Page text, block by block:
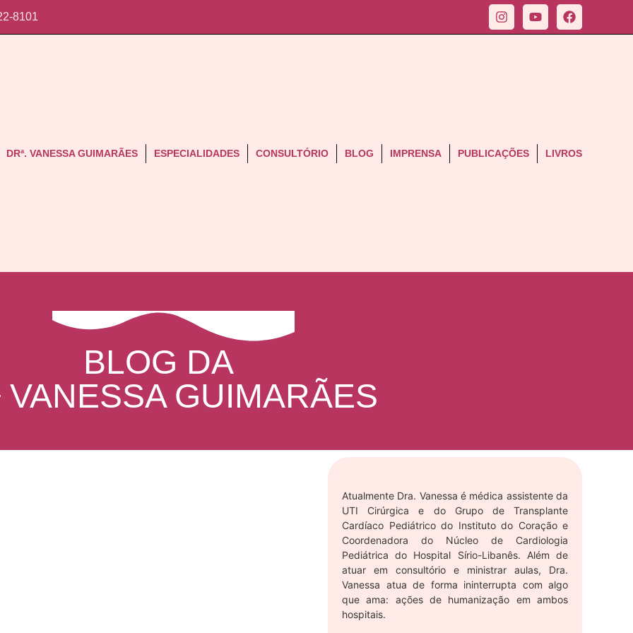
8101
DRª. VANESSA GUIMARÃES ESPECIALIDADES CONSULTÓRIO BLOG IMPRENSA PUBLICAÇÕES LIVROS
BLOG DA
VANESSA GUIMARÃES
Atualmente Dra. Vanessa é médica assistente da
UTI Cirúrgica e do Grupo de Transplante
Cardíaco Pediátrico do Instituto do Coração e
Coordenadora do Núcleo de Cardiologia
Pediátrica do Hospital Sírio-Libanês. Além de
atuar em consultório e ministrar aulas, Dra.
Vanessa atua de forma ininterrupta com algo
que ama: ações de humanização em ambos
hospitais.